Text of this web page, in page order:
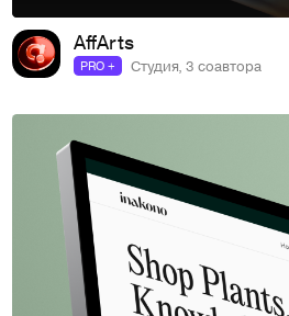
AffArts
PRO + Студия, 3 соавтора